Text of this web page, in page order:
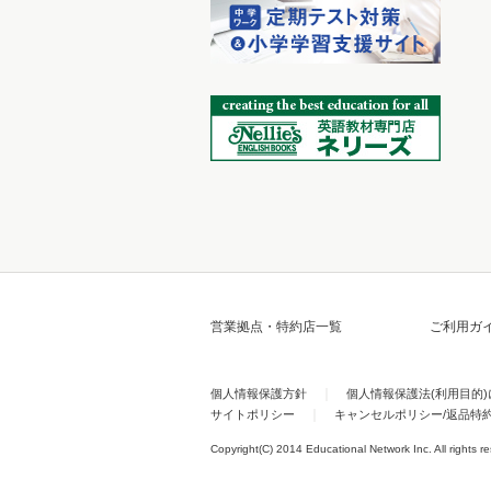
営業拠点・特約店一覧 ご利用ガ
個人情報保護方針
個人情報保護法(利用目的
サイトポリシー
キャンセルポリシー/返品特
Copyright(C) 2014 Educational Network Inc. All rights